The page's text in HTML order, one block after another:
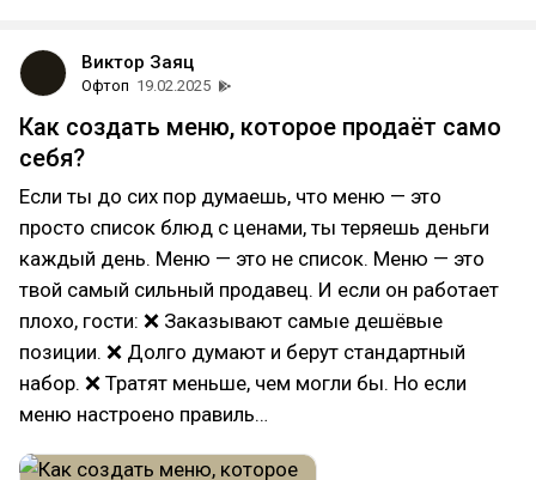
Виктор Заяц
Офтоп 19.02.2025
Как создать меню, которое продаёт само
себя?
Если ты до сих пор думаешь, что меню — это
просто список блюд с ценами, ты теряешь деньги
каждый день. Меню — это не список. Меню — это
твой самый сильный продавец. И если он работает
плохо, гости: ❌ Заказывают самые дешёвые
позиции. ❌ Долго думают и берут стандартный
набор. ❌ Тратят меньше, чем могли бы. Но если
меню настроено правиль…